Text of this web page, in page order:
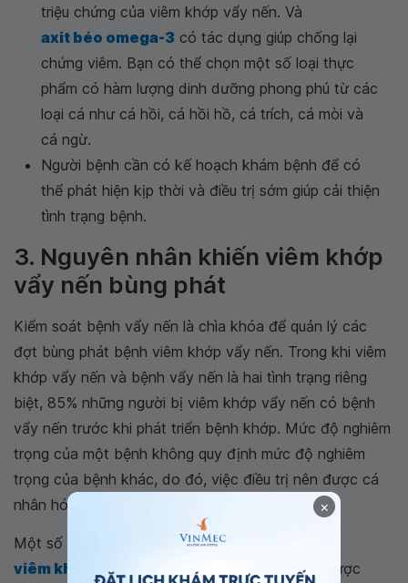
triệu chứng của viêm khớp vẩy nến. Và
axit béo omega-3 có tác dụng giúp chống lại
chứng viêm. Bạn có thể chọn một số loại thực
phẩm có hàm lượng dinh dưỡng phong phú từ các
loại cá như cá hồi, cá hồi hồ, cá trích, cá mòi và
cá ngừ.
Người bệnh cần có kế hoạch khám bệnh để có
thể phát hiện kịp thời và điều trị sớm giúp cải thiện
tình trạng bệnh.
3. Nguyên nhân khiến viêm khớp
vẩy nến bùng phát
Kiểm soát bệnh vẩy nến là chìa khóa để quản lý các
đợt bùng phát bệnh viêm khớp vẩy nến. Trong khi viêm
khớp vẩy nến và bệnh vẩy nến là hai tình trạng riêng
biệt, 85% những người bị viêm khớp vẩy nến có bệnh
vẩy nến trước khi phát triển bệnh khớp. Mức độ nghiêm
trọng của một bệnh không quy định mức độ nghiêm
trọng của bệnh khác, do đó, việc điều trị nên được cá
nhân hóa.
Một số bệnh nhân bị bệnh vẩy nến nặng,
viêm khớp nhẹ
, và các phương pháp điều trị được
×